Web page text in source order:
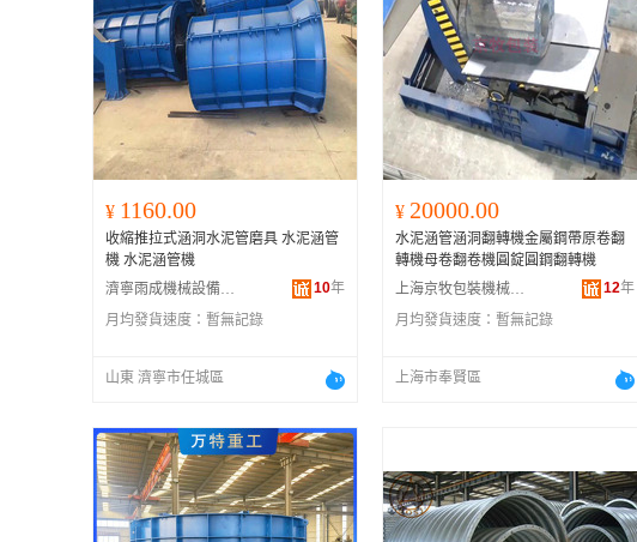
¥ 1160.00
收縮推拉式涵洞水泥管磨具 水泥涵管
機 水泥涵管機
濟寧雨成機械設備有限公司
10年
月均發貨速度： 暫無記錄
山東 濟寧市任城區
¥ 20000.00
水泥涵管涵洞翻轉機金屬鋼帶原卷翻
轉機母卷翻卷機圓錠圓鋼翻轉機
上海京牧包裝機械制造有限公司
12年
月均發貨速度： 暫無記錄
上海市奉賢區